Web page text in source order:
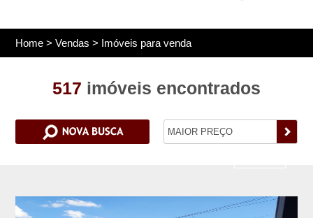
Home> Vendas > Imóveis para venda
517 imóveis encontrados